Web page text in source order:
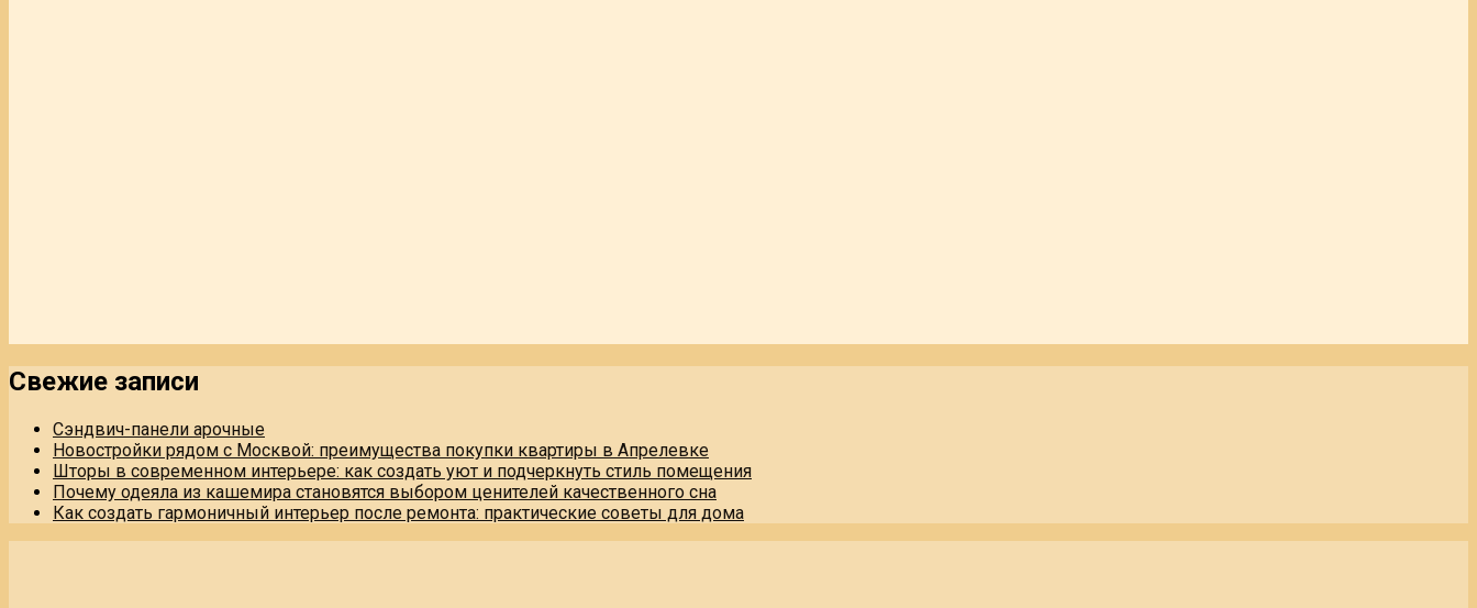
Свежие записи
Сэндвич-панели арочные
Новостройки рядом с Москвой: преимущества покупки квартиры в Апрелевке
Шторы в современном интерьере: как создать уют и подчеркнуть стиль помещения
Почему одеяла из кашемира становятся выбором ценителей качественного сна
Как создать гармоничный интерьер после ремонта: практические советы для дома